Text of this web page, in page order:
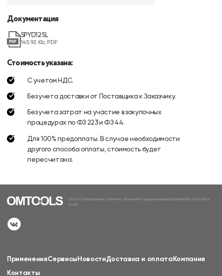
Документация
SPYD125L
145.92 Kb, PDF
Стоимость указана:
С учетом НДС.
Без учета доставки от Поставщика к Заказчику.
Без учета затрат на участие в закупочных
процедурах по ФЗ 223 и ФЗ 44.
Для 100% предоплаты. В случае необходимости
другого способа оплаты, стоимость будет
пересчитана.
ООО «Специальные Системы. Фотоника» официальный дистрибьютор в России и
ЕАЭС
ПримененияСервисыНовостиДоставка и оплатаКомпания
Контакты